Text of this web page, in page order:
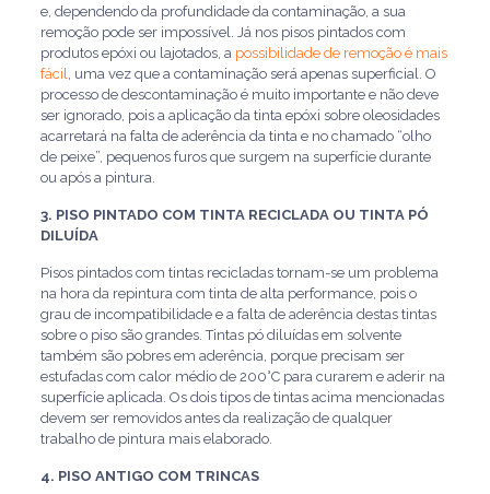
e, dependendo da profundidade da contaminação, a sua
remoção pode ser impossível. Já nos pisos pintados com
produtos epóxi ou lajotados, a possibilidade de remoção é mais
fácil
, uma vez que a contaminação será apenas superficial. O
processo de descontaminação é muito importante e não deve
ser ignorado, pois a aplicação da tinta epóxi sobre oleosidades
acarretará na falta de aderência da tinta e no chamado “olho
de peixe”, pequenos furos que surgem na superfície durante
ou após a pintura.
3. PISO PINTADO COM TINTA RECICLADA OU TINTA PÓ
DILUÍDA
Pisos pintados com tintas recicladas tornam-se um problema
na hora da repintura com tinta de alta performance, pois o
grau de incompatibilidade e a falta de aderência destas tintas
sobre o piso são grandes. Tintas pó diluídas em solvente
também são pobres em aderência, porque precisam ser
estufadas com calor médio de 200°C para curarem e aderir na
superfície aplicada. Os dois tipos de tintas acima mencionadas
devem ser removidos antes da realização de qualquer
trabalho de pintura mais elaborado.
4. PISO ANTIGO COM TRINCAS